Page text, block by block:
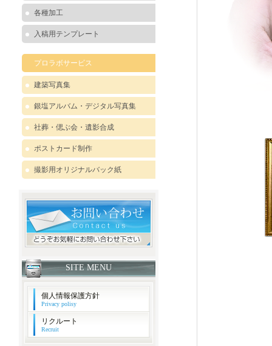
各種加工
入稿用テンプレート
プロラボサービス
建築写真集
銀塩アルバム・デジタル写真集
社葬・偲ぶ会・遺影合成
ポストカード制作
撮影用オリジナルバック紙
SITE MENU
個人情報保護方針
Privacy polisy
リクルート
Recruit